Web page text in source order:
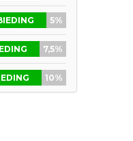
5%
7,5%
10%